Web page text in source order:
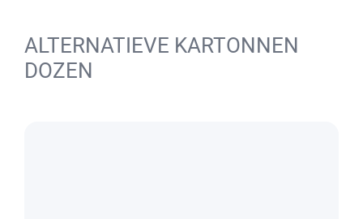
ALTERNATIEVE KARTONNEN
DOZEN